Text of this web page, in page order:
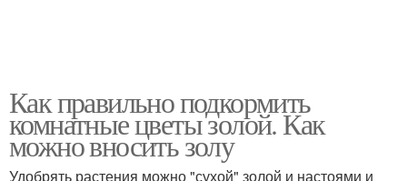
Как правильно подкормить
комнатные цветы золой. Как
можно вносить золу
Удобрять растения можно "сухой" золой и настоями и